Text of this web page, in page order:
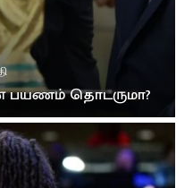
பயணம் தொடருமா?